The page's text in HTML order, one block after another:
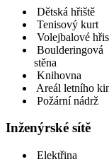
Dětská hřiště
Tenisový kurt
Volejbalové
Boulderingová
stěna
Knihovna
Areál letního
Požární nádrž
Inženýrské sítě
Elektřina